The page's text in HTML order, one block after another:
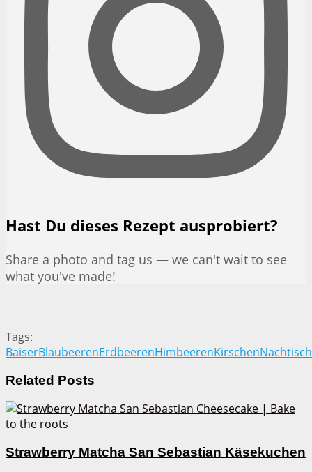
Hast Du dieses Rezept ausprobiert?
Share a photo and tag us — we can't wait to see
what you've made!
Tags:
BaiserBlaubeerenErdbeerenHimbeerenKirschenNachtisch
Related Posts
Strawberry Matcha San Sebastian Käsekuchen